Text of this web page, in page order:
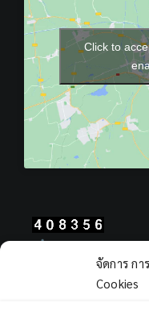
จัดการ ก
Cookies
Click to
Views Today :
Views Yesterday :